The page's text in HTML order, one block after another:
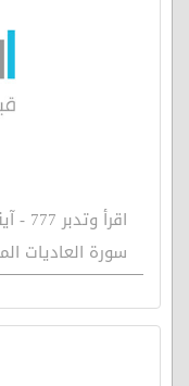
سورة العاديات